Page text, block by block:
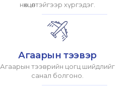
нөхцөлтэйгээр хүргэдэг.
Агаарын тээвэр
Агаарын тээврийн цогц шийдлийг
санал болгоно.